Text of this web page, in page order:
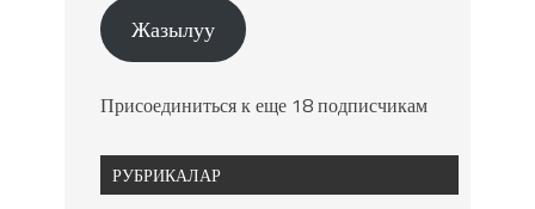
Жазылуу
Присоединиться к еще 18 подписчикам
РУБРИКАЛАР